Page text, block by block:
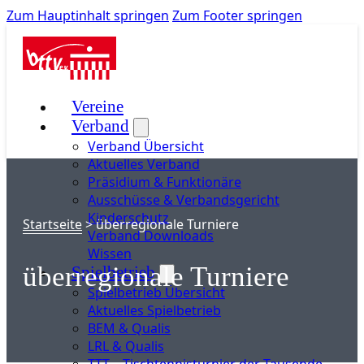
Zum Hauptinhalt springen Zum Footer springen
Vereine
Verband
Verband Übersicht
Aktuelles Verband
Präsidium & Funktionäre
Ausschüsse & Verbandsgericht
Kinderschutz
Verband Downloads
Wissen
Spielbetrieb
Spielbetrieb Übersicht
Aktuelles Spielbetrieb
BEM & Qualis
LRL & Qualis
Startseite>überregionale Turniere
überregionale Turniere